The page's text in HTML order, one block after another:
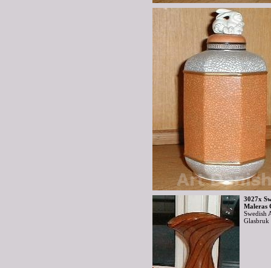
3027x
Maleras
Swedish